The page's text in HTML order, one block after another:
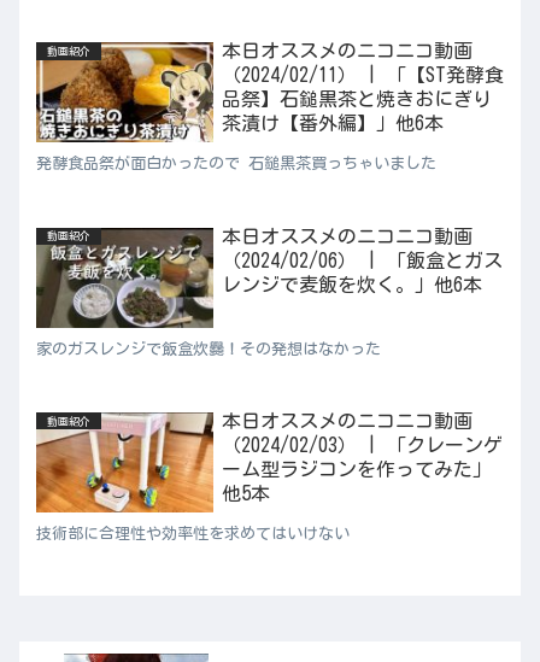
動画紹介
本日オススメのニコニコ動画
（2024/02/11） | 「【ST発酵食
品祭】石鎚黒茶と焼きおにぎり
茶漬け【番外編】」他6本
発酵食品祭が面白かったので 石鎚黒茶買っちゃいました
動画紹介
本日オススメのニコニコ動画
（2024/02/06） | 「飯盒とガス
レンジで麦飯を炊く。」他6本
家のガスレンジで飯盒炊爨！その発想はなかった
動画紹介
本日オススメのニコニコ動画
（2024/02/03） | 「クレーンゲ
ーム型ラジコンを作ってみた」
他5本
技術部に合理性や効率性を求めてはいけない